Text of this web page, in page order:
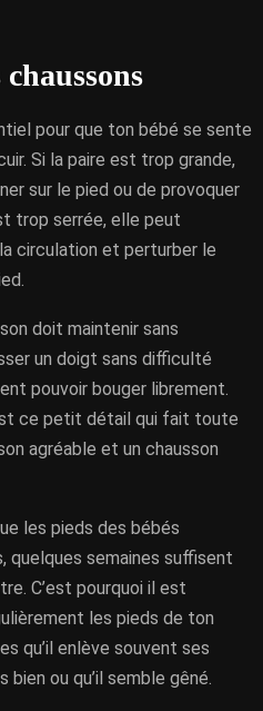
pour que ton bébé se sente
Si la paire est trop grande,
sur le pied ou de provoquer
trop serrée, elle peut
circulation et perturber le
doit maintenir sans
un doigt sans difficulté
pouvoir bouger librement.
ce petit détail qui fait toute
agréable et un chausson
les pieds des bébés
quelques semaines suffisent
C’est pourquoi il est
les pieds de ton
qu’il enlève souvent ses
bien ou qu’il semble gêné.